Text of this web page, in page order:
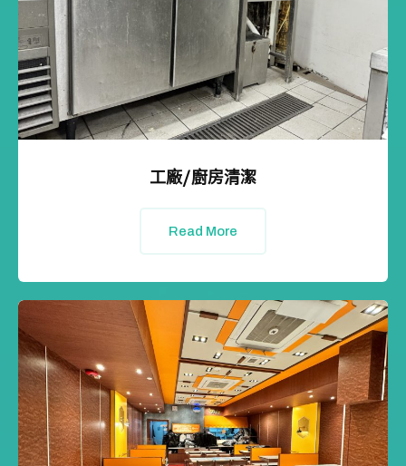
工廠/廚房清潔
Read More